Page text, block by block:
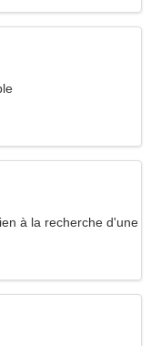
à la recherche d'une